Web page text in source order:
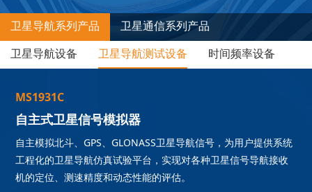
卫星导航系列产品 卫星通信系列产品
卫星导航设备 卫星导航测试设备 时间频率设备
MS1931 C
自主式卫星信号模拟器
自主模拟北斗、GPS、GLONASS卫星导航信号，为用户提供系统
工程化的卫星导航仿真试验平台，实现对各种卫星信号导航接收
机的定位、测速精度和动态性能的评估。